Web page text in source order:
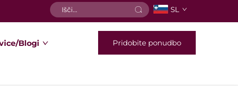
SL
Blogi Pridobite ponudbo